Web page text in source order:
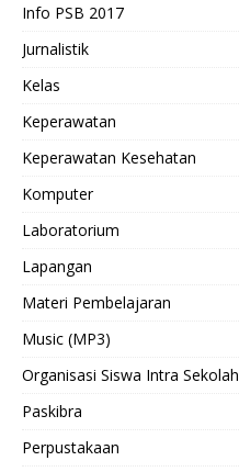
Info PSB 2017
Jurnalistik
Kelas
Keperawatan
Keperawatan Kesehatan
Komputer
Laboratorium
Lapangan
Materi Pembelajaran
Music (MP3)
Organisasi Siswa Intra Sekolah
Paskibra
Perpustakaan